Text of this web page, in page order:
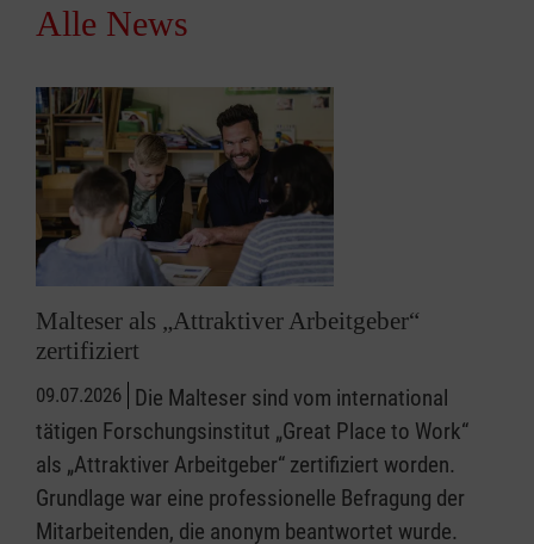
Alle News
Malteser als „Attraktiver Arbeitgeber“
zertifiziert
09.07.2026 Die Malteser sind vom international
tätigen Forschungsinstitut „Great Place to Work“
als „Attraktiver Arbeitgeber“ zertifiziert worden.
Grundlage war eine professionelle Befragung der
Mitarbeitenden, die anonym beantwortet wurde.